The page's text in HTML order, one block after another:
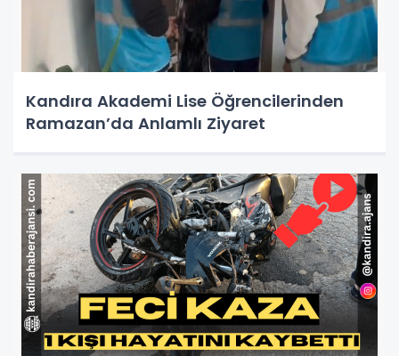
Kandıra Akademi Lise Öğrencilerinden
Ramazan’da Anlamlı Ziyaret